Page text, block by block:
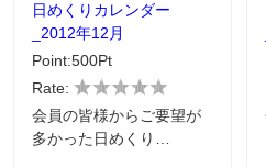
日めくりカレンダー
_2012年12月
Point:500Pt
Rate:
会員の皆様からご要望が
多かった日めくり…